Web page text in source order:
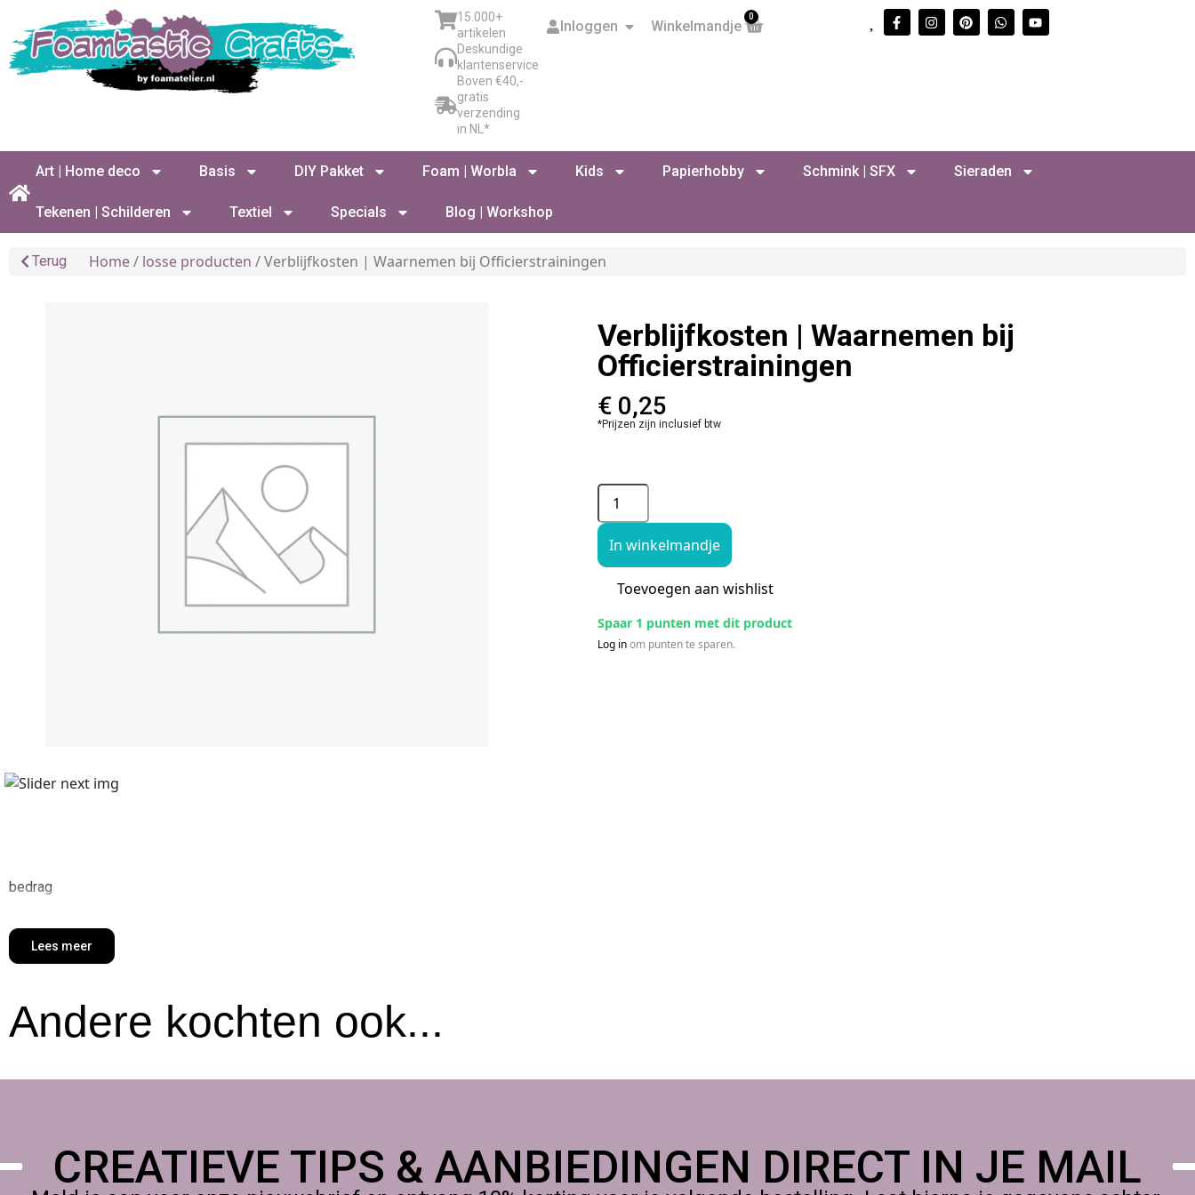
15.000+
artikelen
Deskundige
klantenservice
Boven €40,-
gratis
verzending
in NL*
Inloggen Winkelmandje
0
Art | Home deco Basis DIY Pakket Foam | Worbla Kids Papierhobby Schmink | SFX Sieraden
Tekenen | Schilderen Textiel Specials Blog | Workshop
Terug Home/ losse producten / Verblijfkosten | Waarnemen bij Officierstrainingen
Verblijfkosten | Waarnemen bij
Officierstrainingen
€ 0,25
*Prijzen zijn inclusief btw
In winkelmandje
Toevoegen aan wishlist
Spaar 1 punten met dit product
Log inom punten te sparen.
bedrag
Lees meer
Andere kochten ook...
CREATIEVE TIPS & AANBIEDINGEN DIRECT IN JE MAIL